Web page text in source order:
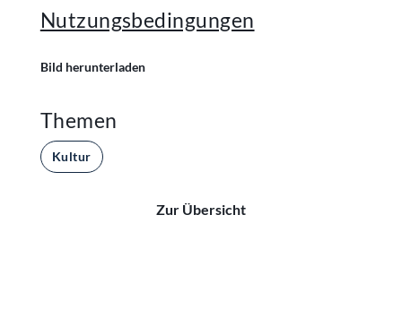
Nutzungsbedingungen
Bild herunterladen
Themen
Kultur
Zur Übersicht